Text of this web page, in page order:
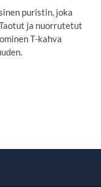
puristin, joka
ja nuorrutetut
T-kahva